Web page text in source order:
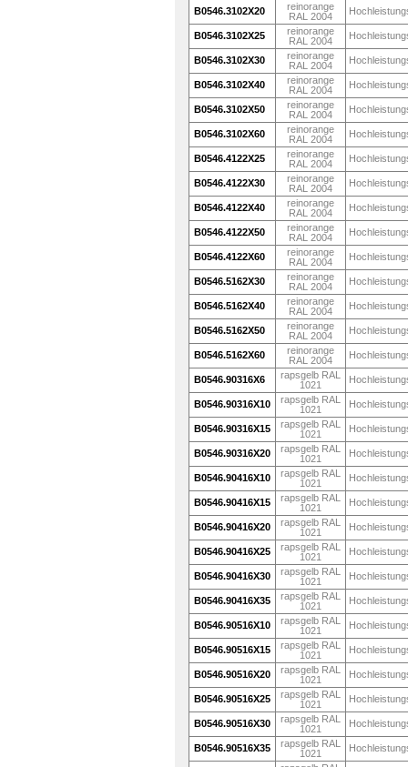
B0546.3102X20
reinorange
RAL 2004
B0546.3102X25
reinorange
RAL 2004
B0546.3102X30
reinorange
RAL 2004
B0546.3102X40
reinorange
RAL 2004
B0546.3102X50
reinorange
RAL 2004
B0546.3102X60
reinorange
RAL 2004
B0546.4122X25
reinorange
RAL 2004
B0546.4122X30
reinorange
RAL 2004
B0546.4122X40
reinorange
RAL 2004
B0546.4122X50
reinorange
RAL 2004
B0546.4122X60
reinorange
RAL 2004
B0546.5162X30
reinorange
RAL 2004
B0546.5162X40
reinorange
RAL 2004
B0546.5162X50
reinorange
RAL 2004
B0546.5162X60
reinorange
RAL 2004
B0546.90316X6
rapsgelb RAL
1021
B0546.90316X10
rapsgelb RAL
1021
B0546.90316X15
rapsgelb RAL
1021
B0546.90316X20
rapsgelb RAL
1021
B0546.90416X10
rapsgelb RAL
1021
B0546.90416X15
rapsgelb RAL
1021
B0546.90416X20
rapsgelb RAL
1021
B0546.90416X25
rapsgelb RAL
1021
B0546.90416X30
rapsgelb RAL
1021
B0546.90416X35
rapsgelb RAL
1021
B0546.90516X10
rapsgelb RAL
1021
B0546.90516X15
rapsgelb RAL
1021
B0546.90516X20
rapsgelb RAL
1021
B0546.90516X25
rapsgelb RAL
1021
B0546.90516X30
rapsgelb RAL
1021
B0546.90516X35
rapsgelb RAL
1021